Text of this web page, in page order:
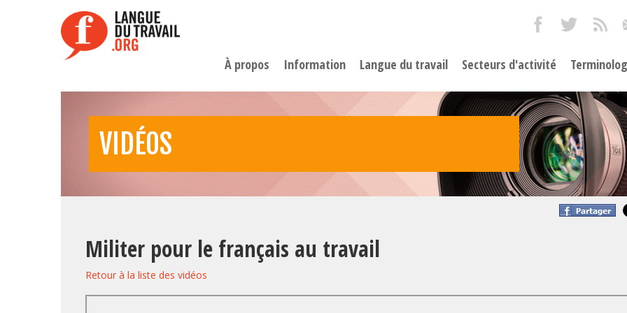
À propos Information Langue du travail Secteurs d'activité
VIDÉOS
Militer pour le français au travail
Retour à la liste des vidéos